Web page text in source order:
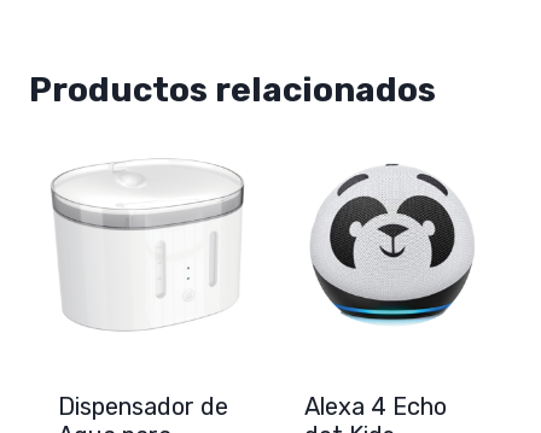
$143,75.$97,75.
Productos relacionados
Dispensador de
Alexa 4 Echo